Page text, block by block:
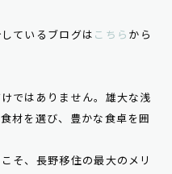
ているブログは こちら から
ではありません。雄大な浅
材を選び、豊かな食卓を囲
そ、長野移住の最大のメリ